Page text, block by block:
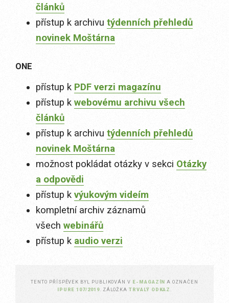
článků
přístup k archivu týdenních přehledů
novinek Moštárna
ONE
přístup k PDF verzi magazínu
přístup k webovému archivu všech
článků
přístup k archivu týdenních přehledů
novinek Moštárna
možnost pokládat otázky v sekci Otázky
a odpovědi
přístup k výukovým videím
kompletní archiv záznamů
všech webinářů
přístup k audio verzi
TENTO PŘÍSPĚVEK BYL PUBLIKOVÁN V E-MAGAZÍN A OZNAČEN
IPURE 107/2019. ZÁLOŽKATRVALÝ ODKAZ